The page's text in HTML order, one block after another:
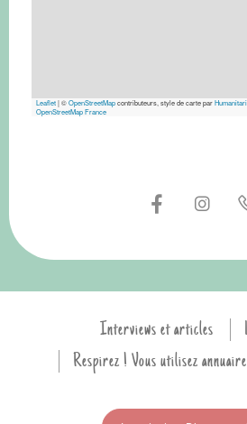
Leaflet|©OpenStreetMapcontributeurs, style de carte par
OpenStreetMap France
Interviews et articles
Respirez ! Vous utilisez